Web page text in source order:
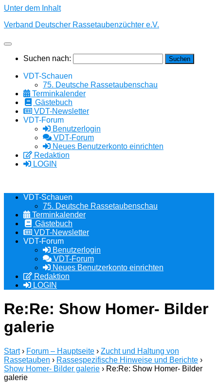
Unter dem Inhalt
Verband Deutscher Rassetaubenzüchter e.V.
Suchen nach:
VDT-Schauen
75. Deutsche Rassetaubenschau
Terminkalender
Gästebuch
VDT-Newsletter
VDT-Forum
Benutzerlogin
VDT-Forum
Neues Benutzerkonto einrichten
Redaktion
LOGIN
VDT-Schauen
75. Deutsche Rassetaubenschau
Terminkalender
Gästebuch
VDT-Newsletter
VDT-Forum
Benutzerlogin
VDT-Forum
Neues Benutzerkonto einrichten
Redaktion
LOGIN
Re:Re: Show Homer- Bilder
galerie
Start › Forum – Hauptseite › Zucht und Haltung von
Rassetauben › Rassespezifische Hinweise und Berichte ›
Show Homer- Bilder galerie › Re:Re: Show Homer- Bilder
galerie